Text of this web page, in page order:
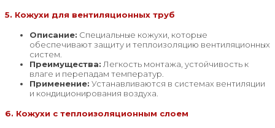
5. Кожухи для вентиляционных труб
Описание: Специальные кожухи, которые
обеспечивают защиту и теплоизоляцию вентиляционных
систем.
Преимущества: Легкость монтажа, устойчивость к
влаге и перепадам температур.
Применение: Устанавливаются в системах вентиляции
и кондиционирования воздуха.
6. Кожухи с теплоизоляционным слоем